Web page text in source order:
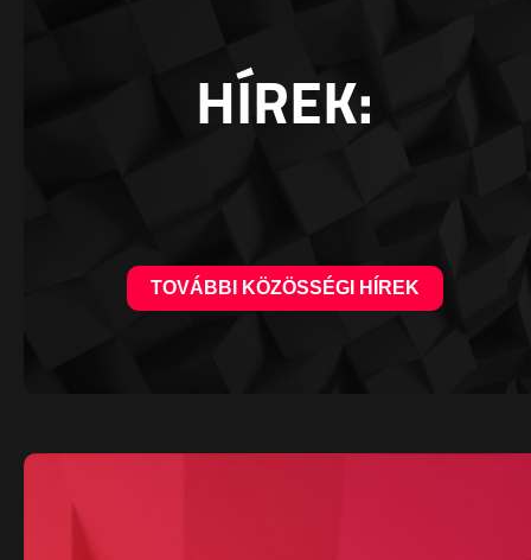
HÍREK:
TOVÁBBI KÖZÖSSÉGI HÍREK